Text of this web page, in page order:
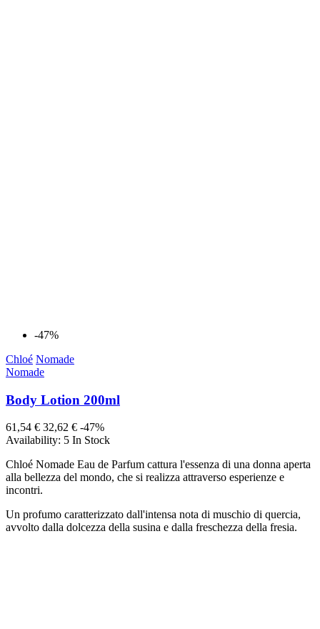
-47%
Chloé Nomade
Nomade
Body Lotion 200ml
61,54 € 32,62 € -47%
Availability: 5 In Stock
Chloé Nomade Eau de Parfum cattura l'essenza di una donna aperta
alla bellezza del mondo, che si realizza attraverso esperienze e
incontri.
Un profumo caratterizzato dall'intensa nota di muschio di quercia,
avvolto dalla dolcezza della susina e dalla freschezza della fresia.